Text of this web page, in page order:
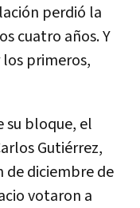
perdió la
cuatro años. Y
primeros,
su bloque, el
Gutiérrez,
de diciembre de
votaron a